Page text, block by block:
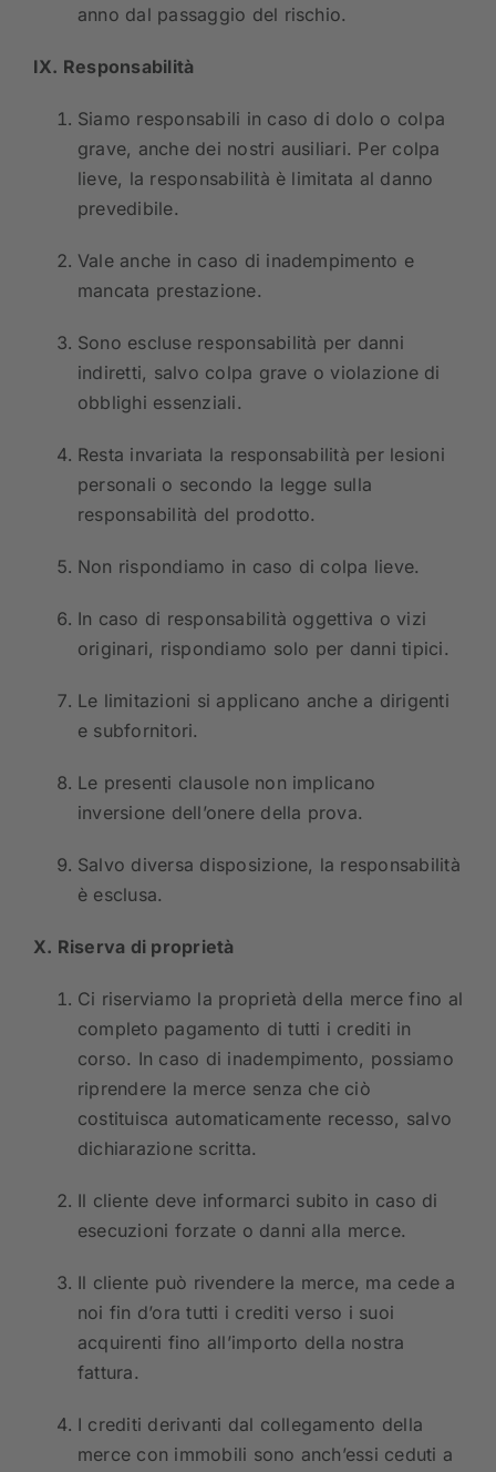
anno dal passaggio del rischio.
IX. Responsabilità
Siamo responsabili in caso di dolo o colpa
grave, anche dei nostri ausiliari. Per colpa
lieve, la responsabilità è limitata al danno
prevedibile.
Vale anche in caso di inadempimento e
mancata prestazione.
Sono escluse responsabilità per danni
indiretti, salvo colpa grave o violazione di
obblighi essenziali.
Resta invariata la responsabilità per lesioni
personali o secondo la legge sulla
responsabilità del prodotto.
Non rispondiamo in caso di colpa lieve.
In caso di responsabilità oggettiva o vizi
originari, rispondiamo solo per danni tipici.
Le limitazioni si applicano anche a dirigenti
e subfornitori.
Le presenti clausole non implicano
inversione dell’onere della prova.
Salvo diversa disposizione, la responsabilità
è esclusa.
X. Riserva di proprietà
Ci riserviamo la proprietà della merce fino al
completo pagamento di tutti i crediti in
corso. In caso di inadempimento, possiamo
riprendere la merce senza che ciò
costituisca automaticamente recesso, salvo
dichiarazione scritta.
Il cliente deve informarci subito in caso di
esecuzioni forzate o danni alla merce.
Il cliente può rivendere la merce, ma cede a
noi fin d’ora tutti i crediti verso i suoi
acquirenti fino all’importo della nostra
fattura.
I crediti derivanti dal collegamento della
merce con immobili sono anch’essi ceduti a